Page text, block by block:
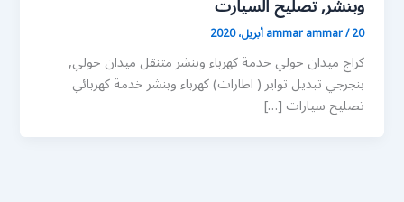
ammar ammar/20 أبريل، 2020
كراج ميدان حولي خدمة كهرباء وبنشر متنقل ميدان حولي,
بنجرجي تبديل تواير ( اطارات) كهرباء وبنشر خدمة كهربائي
تصليح سيارات […]